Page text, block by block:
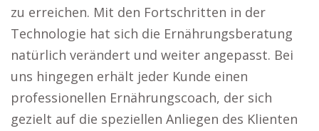
zu erreichen. Mit den Fortschritten in der
Technologie hat sich die Ernährungsberatung
natürlich verändert und weiter angepasst. Bei
uns hingegen erhält jeder Kunde einen
professionellen Ernährungscoach, der sich
gezielt auf die speziellen Anliegen des Klienten